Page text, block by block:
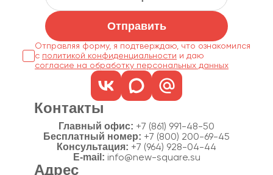
Отправить
Отправляя форму, я подтверждаю, что ознакомился
с политикой конфиденциальности
согласие на обработку персональных данных
Контакты
Главный офис: +7 (861) 991-48-50
Бесплатный номер: +7 (800) 200-69-45
Консультация: +7 (964) 928-04-44
E-mail: info@new-square.su
Адрес